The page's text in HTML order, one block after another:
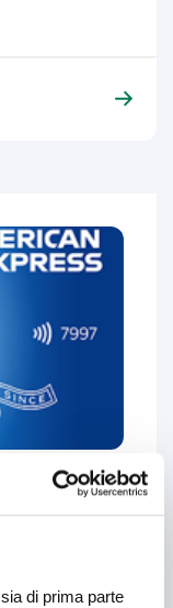
di prima parte